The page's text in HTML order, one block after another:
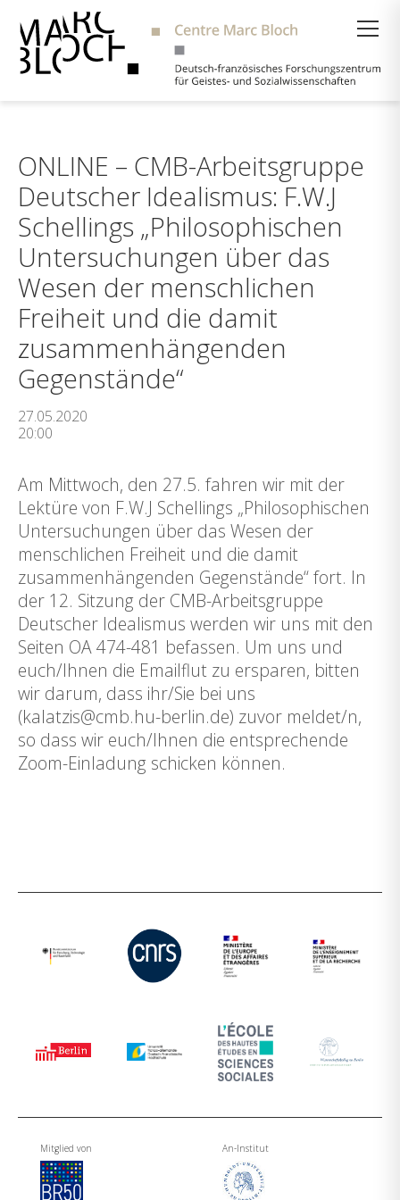
ONLINE – CMB-Arbeitsgruppe
Deutscher Idealismus: F.W.J
Schellings „Philosophischen
Untersuchungen über das
Wesen der menschlichen
Freiheit und die damit
zusammenhängenden
Gegenstände“
27.05.2020
20:00
Am Mittwoch, den 27.5. fahren wir mit der
Lektüre von F.W.J Schellings „Philosophischen
Untersuchungen über das Wesen der
menschlichen Freiheit und die damit
zusammenhängenden Gegenstände“ fort. In
der 12. Sitzung der CMB-Arbeitsgruppe
Deutscher Idealismus werden wir uns mit den
Seiten OA 474-481 befassen. Um uns und
euch/Ihnen die Emailflut zu ersparen, bitten
wir darum, dass ihr/Sie bei uns
(kalatzis@cmb.hu-berlin.de) zuvor meldet/n,
so dass wir euch/Ihnen die entsprechende
Zoom-Einladung schicken können.
Mitglied von An-Institut